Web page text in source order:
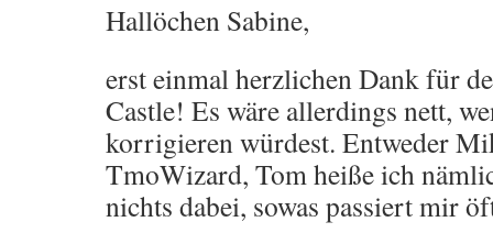
Hallöchen Sabine,
erst einmal herzlichen Dank für
Castle! Es wäre allerdings nett,
korrigieren würdest. Entweder
TmoWizard, Tom heiße ich
nichts dabei, sowas passiert mir